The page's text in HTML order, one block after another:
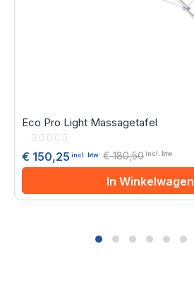
Eco Pro Light Massagetafel
Rating:
€ 150,25 incl. btw € 180,50incl. btw
In Winkelwagen